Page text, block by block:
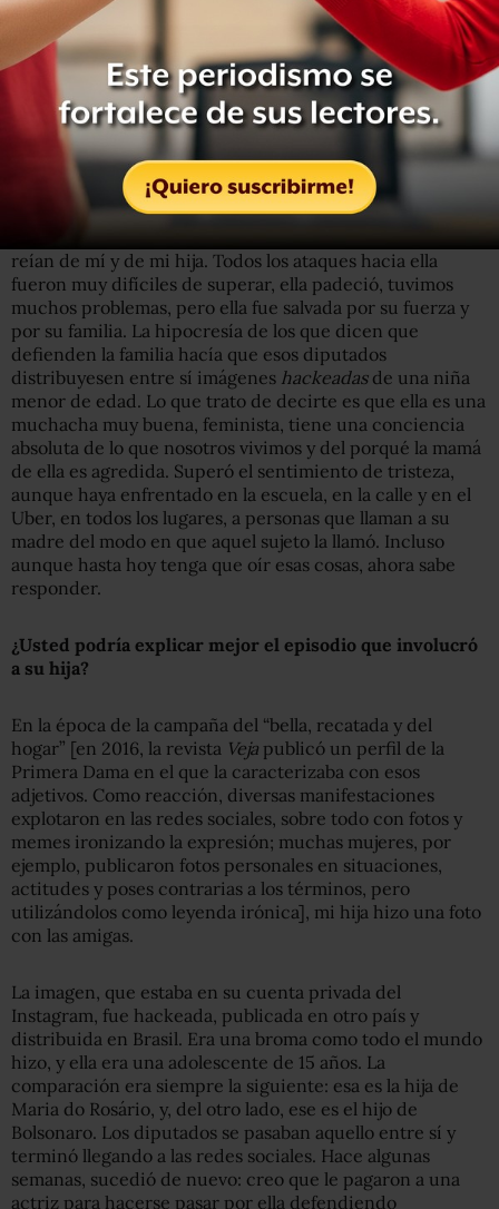
Te puede interesar: Jair Bolsonaro asume la presidencia
de Brasil: estos son 5 retos que enfrentará en 2019
¿Hay algún episodio que destaque como el más grave?
¿Qué es peor para mí de todo eso? Los ataques a mi hija, a
mi familia. Uno de los asistentes de él pasaba mensajes
por WhatsApp a los grupos de parlamentarios, y ellos se
reían de mí y de mi hija. Todos los ataques hacia ella
fueron muy difíciles de superar, ella padeció, tuvimos
muchos problemas, pero ella fue salvada por su fuerza y
por su familia. La hipocresía de los que dicen que
defienden la familia hacía que esos diputados
distribuyesen entre sí imágenes hackeadasde una niña
menor de edad. Lo que trato de decirte es que ella es una
muchacha muy buena, feminista, tiene una conciencia
absoluta de lo que nosotros vivimos y del porqué la mamá
de ella es agredida. Superó el sentimiento de tristeza,
aunque haya enfrentado en la escuela, en la calle y en el
Uber, en todos los lugares, a personas que llaman a su
madre del modo en que aquel sujeto la llamó. Incluso
aunque hasta hoy tenga que oír esas cosas, ahora sabe
responder.
¿Usted podría explicar mejor el episodio que involucró
a su hija?
En la época de la campaña del “bella, recatada y del
hogar” [en 2016, la revista Veja publicó un perfil de la
Primera Dama en el que la caracterizaba con esos
adjetivos. Como reacción, diversas manifestaciones
explotaron en las redes sociales, sobre todo con fotos y
memes ironizando la expresión; muchas mujeres, por
ejemplo, publicaron fotos personales en situaciones,
actitudes y poses contrarias a los términos, pero
utilizándolos como leyenda irónica], mi hija hizo una foto
con las amigas.
La imagen, que estaba en su cuenta privada del
Instagram, fue hackeada, publicada en otro país y
distribuida en Brasil. Era una broma como todo el mundo
hizo, y ella era una adolescente de 15 años. La
comparación era siempre la siguiente: esa es la hija de
Maria do Rosário, y, del otro lado, ese es el hijo de
Bolsonaro. Los diputados se pasaban aquello entre sí y
terminó llegando a las redes sociales. Hace algunas
semanas, sucedió de nuevo: creo que le pagaron a una
actriz para hacerse pasar por ella defendiendo